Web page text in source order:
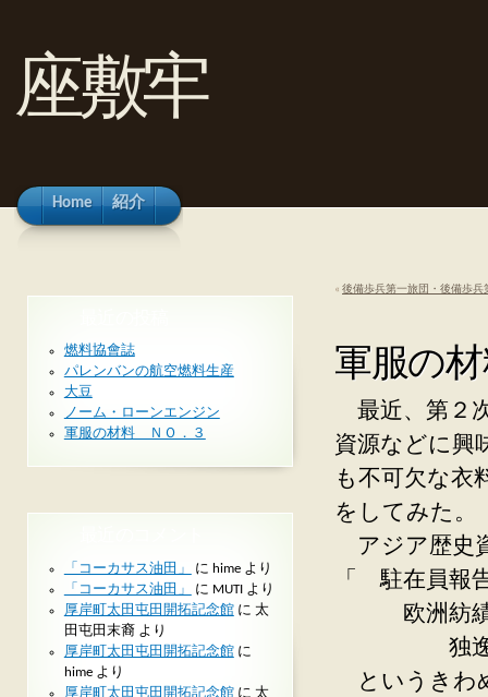
座敷牢
Home 紹介
« 後備歩兵第一旅団・後備歩兵
軍服の
最近、第２
資源などに興
も不可欠な衣
をしてみた。
アジア歴史
「 駐在員
欧洲紡績品
独逸国駐
というきわ
燃料協會誌
パレンバンの航空燃料生産
大豆
ノーム・ローンエンジン
軍服の材料 ＮＯ．３
「コーカサス油田」 に himeより
「コーカサス油田」
に MUTIより
厚岸町太田屯田開拓記念館に 太
田屯田末裔 より
厚岸町太田屯田開拓記念館に
himeより
厚岸町太田屯田開拓記念館に 太